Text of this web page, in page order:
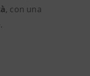
, con una